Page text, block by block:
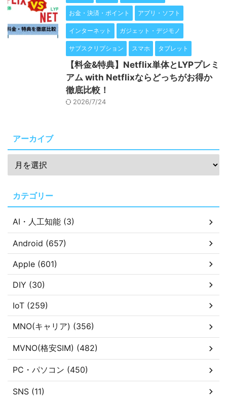
お金・決済・ポイント アプリ・ソフト
インターネット ガジェット・デジモノ
サブスクリプション スマホ タブレット
【料金&特典】Netflix単体とLYPプレミ
アム with Netflixならどっちがお得か
徹底比較！
2026/7/24
アーカイブ
カテゴリー
AI・人工知能 (3)
Android (657)
Apple (601)
DIY (30)
IoT (259)
MNO(キャリア) (356)
MVNO(格安SIM) (482)
PC・パソコン (450)
SNS (11)